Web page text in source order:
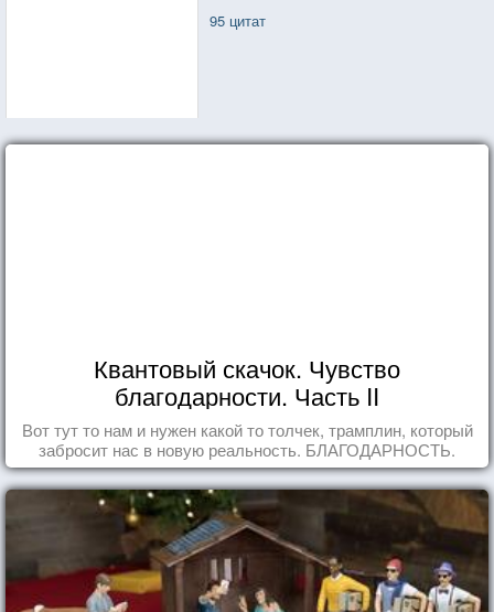
95 цитат
Квантовый скачок. Чувство
благодарности. Часть II
Вот тут то нам и нужен какой то толчек, трамплин, который
забросит нас в новую реальность. БЛАГОДАРНОСТЬ.